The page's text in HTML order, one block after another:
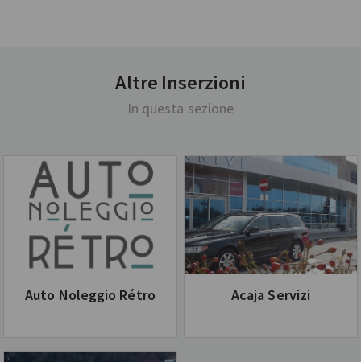
Altre Inserzioni
In questa sezione
Auto Noleggio Rétro Acaja Servizi